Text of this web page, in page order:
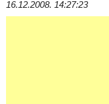
16.12.2008. 14:27:23